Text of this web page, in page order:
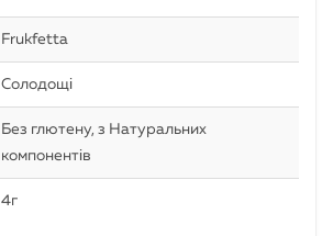
Frukfetta
Солодощі
Без глютену, з Натуральних
компонентів
4г